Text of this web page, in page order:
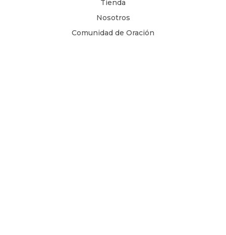
Tienda
Nosotros
Comunidad de Oración